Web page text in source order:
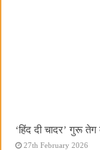
‘हिंद दी चादर’ गुरू तेग
27th February 2026